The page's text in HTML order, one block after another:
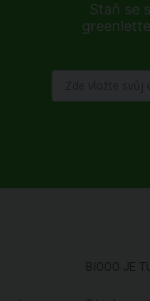
Staň se
BIOOO JE